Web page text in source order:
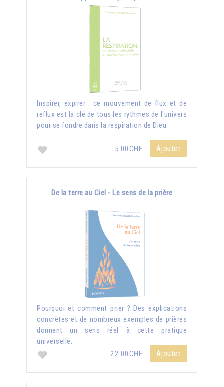
Inspirer, expirer : ce mouvement de flux et de
reflux est la clé de tous les rythmes de l'univers
pour se fondre dans la respiration de Dieu
5.00CHF Ajouter
De la terre au Ciel - Le sens de la prière
Pourquoi et comment prier ? Des explications
concrètes et de nombreux exemples de prières
donnent un sens réel à cette pratique
universelle.
22.00CHF
Ajouter